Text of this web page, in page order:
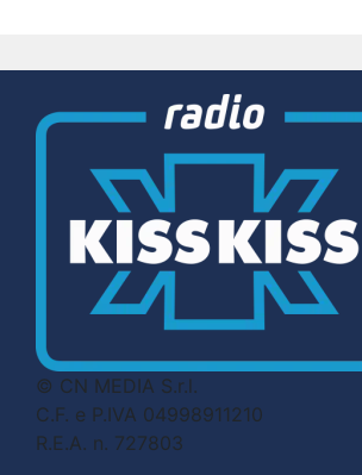
© CN MEDIA S.r.l.
C.F. e P.IVA 04998911210
R.E.A. n. 727803